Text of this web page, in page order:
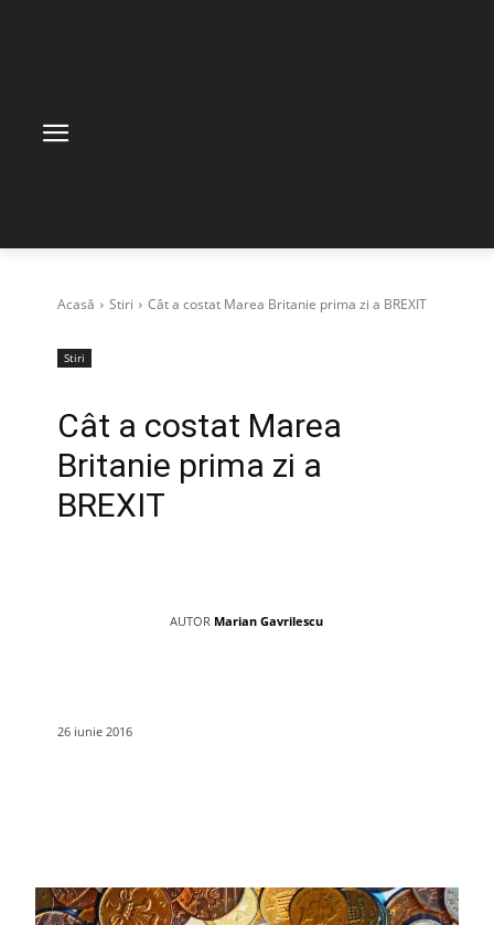
Acasă Stiri Cât a costat Marea Britanie prima zi a BREXIT
Stiri
Cât a costat Marea
Britanie prima zi a
BREXIT
AUTOR Marian Gavrilescu
26 iunie 2016